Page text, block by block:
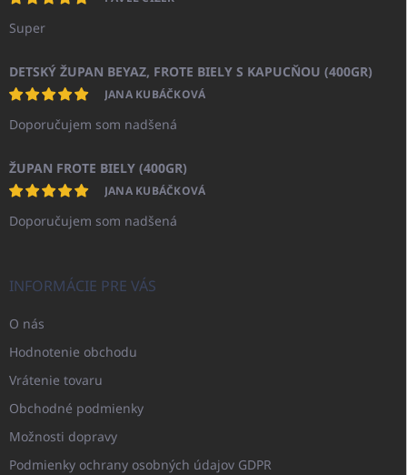
Super
DETSKÝ ŽUPAN BEYAZ, FROTE BIELY S KAPUCŇOU (400GR)
JANA KUBÁČKOVÁ
Doporučujem som nadšená
ŽUPAN FROTE BIELY (400GR)
JANA KUBÁČKOVÁ
Doporučujem som nadšená
INFORMÁCIE PRE VÁS
O nás
Hodnotenie obchodu
Vrátenie tovaru
Obchodné podmienky
Možnosti dopravy
Podmienky ochrany osobných údajov GDPR